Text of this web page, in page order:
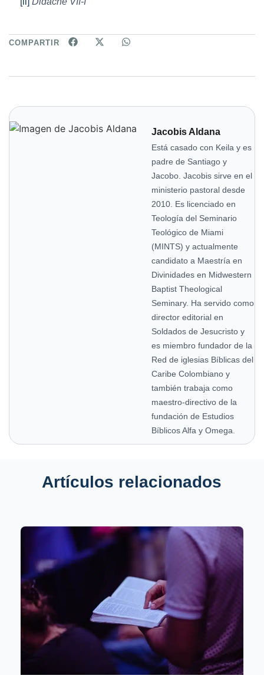
COMPARTIR
Jacobis Aldana
Está casado con Keila y es
padre de Santiago y
Jacobo. Jacobis sirve en el
ministerio pastoral desde
2010. Es licenciado en
Teología del Seminario
Teológico de Miami
(MINTS) y actualmente
candidato a Maestría en
Divinidades en Midwestern
Baptist Theological
Seminary. Ha servido como
director editorial en
Soldados de Jesucristo y
es miembro fundador de la
Red de iglesias Bíblicas del
Caribe Colombiano y
también trabaja como
maestro-directivo de la
fundación de Estudios
Bíblicos Alfa y Omega.
Artículos relacionados